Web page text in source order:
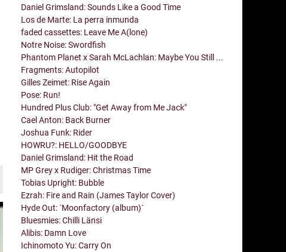
Daniel Grimsland: Sounds Like a Good Time
Los de Marte: La perra inmunda
faded cassettes: Leave Me A(lone)
Notre Noise: Swordfish
Phantom Planet x Sarah McLachlan: Maybe You Still ...
Fragments: Autopilot
Gilles Zeimet: Rise Again
Pose: Run!
Hundred Plus Club: "Get Away from Me Jack"
Cael Anton: Back Burner
Joshua Funk: Rider
HOWRU?: HELLO/GOODBYE
Daniel Grimsland: Hit the Road
MP Grey x Rudiger: Christmas Time
Tobias Upright: Bubble
Ezrah: Fire and Rain (James Taylor Cover)
Hyde Out: ´Moonfactory (album)´
Bluesmies: Chilli Länsi
Alibis: Damn Love
Ichinomoto Yu: Carry On